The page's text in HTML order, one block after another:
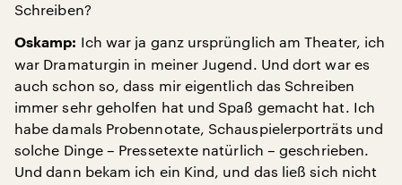
Schreiben?
Oskamp: Ich war ja ganz ursprünglich am Theater, ich
war Dramaturgin in meiner Jugend. Und dort war es
auch schon so, dass mir eigentlich das Schreiben
immer sehr geholfen hat und Spaß gemacht hat. Ich
habe damals Probennotate, Schauspielerporträts und
solche Dinge – Pressetexte natürlich – geschrieben.
Und dann bekam ich ein Kind, und das ließ sich nicht